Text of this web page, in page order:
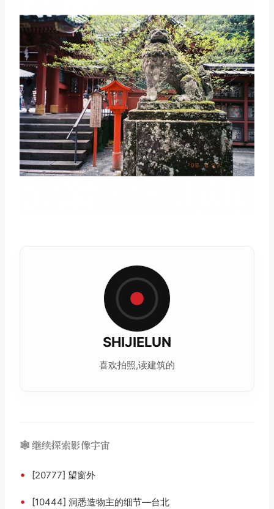
SHIJIELUN
喜欢拍照,读建筑的
🕸️ 继续探索影像宇宙
• [20777] 望窗外
• [10444] 洞悉造物主的细节—台北
取消 搜索